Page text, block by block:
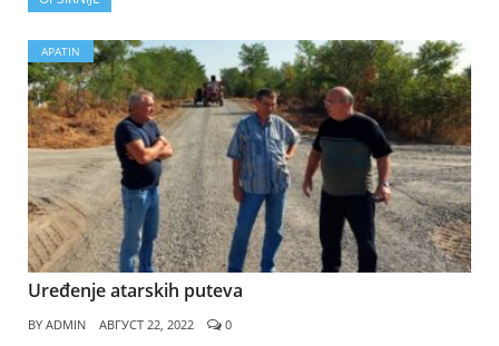
APATIN
Uređenje atarskih puteva
BY ADMIN АВГУСТ 22, 2022 0